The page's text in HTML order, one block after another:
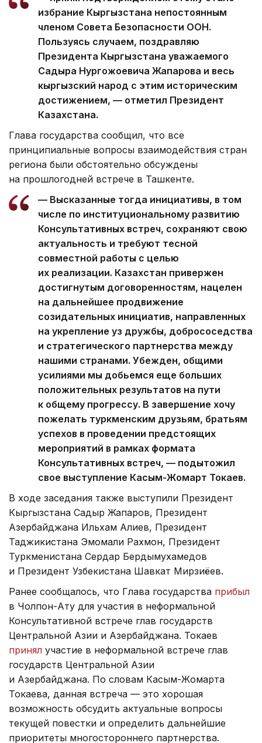
избрание Кыргызстана непостоянным
членом Совета Безопасности ООН.
Пользуясь случаем, поздравляю
Президента Кыргызстана уважаемого
Садыра Нургожоевича Жапарова и весь
кыргызский народ с этим историческим
достижением, — отметил Президент
Казахстана.
Глава государства сообщил, что все
принципиальные вопросы взаимодействия стран
региона были обстоятельно обсуждены
на прошлогодней встрече в Ташкенте.
— Высказанные тогда инициативы, в том
числе по институциональному развитию
Консультативных встреч, сохраняют свою
актуальность и требуют тесной
совместной работы с целью
их реализации. Казахстан привержен
достигнутым договоренностям, нацелен
на дальнейшее продвижение
созидательных инициатив, направленных
на укрепление уз дружбы, добрососедства
и стратегического партнерства между
нашими странами. Убежден, общими
усилиями мы добьемся еще больших
положительных результатов на пути
к общему прогрессу. В завершение хочу
пожелать туркменским друзьям, братьям
успехов в проведении предстоящих
мероприятий в рамках формата
Консультативных встреч, — подытожил
свое выступление Касым-Жомарт Токаев.
В ходе заседания также выступили Президент
Кыргызстана Садыр Жапаров, Президент
Азербайджана Ильхам Алиев, Президент
Таджикистана Эмомали Рахмон, Президент
Туркменистана Сердар Бердымухамедов
и Президент Узбекистана Шавкат Мирзиёев.
Ранее сообщалось, что Глава государства прибыл
в Чолпон-Ату для участия в неформальной
Консультативной встрече глав государств
Центральной Азии и Азербайджана. Токаев
принял участие в неформальной встрече глав
государств Центральной Азии
и Азербайджана. По словам Касым-Жомарта
Токаева, данная встреча — это хорошая
возможность обсудить актуальные вопросы
текущей повестки и определить дальнейшие
приоритеты многостороннего партнерства.